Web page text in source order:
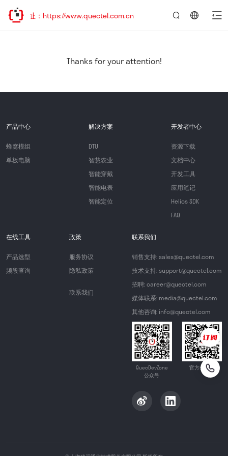
访问新址：https://www.quectel.com.cn
Thanks for your attention!
产品中心
蜂窝模组
单板电脑
解决方案
DTU
智慧农业
智能穿戴
智能电表
智能定位
开发者中心
资源下载
文档中心
开发工具
应用笔记
Helios SDK
FAQ
在线工具
产品选型
频段查询
政策
服务协议
隐私政策
联系我们
联系我们
销售支持: sales@quectel.com
技术支持: support@quectel.com
招聘: career@quectel.com
媒体联系: media@quectel.com
其他咨询: info@quectel.com
QuecDevZone
公众号
官方公众号